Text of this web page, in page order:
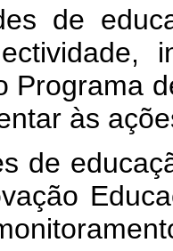
de
Programa
às
de